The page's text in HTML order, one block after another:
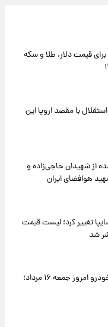
قیمت دلار، طلا و سکه
با مقصد اروپا این
از شهیدان حاجی‌زاده و
هوافضای ایران
تغییر کرد؛ لیست قیمت
جدول قیمت ایران‌خودرو امروز جمعه ۱۶ مرداد؛